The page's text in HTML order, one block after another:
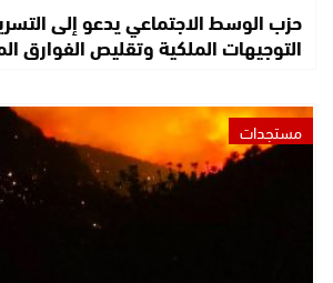
حزب الوسط الاجتماعي يدعو إلى
التوجيهات الملكية وتقليص الفوارق
مستجدات